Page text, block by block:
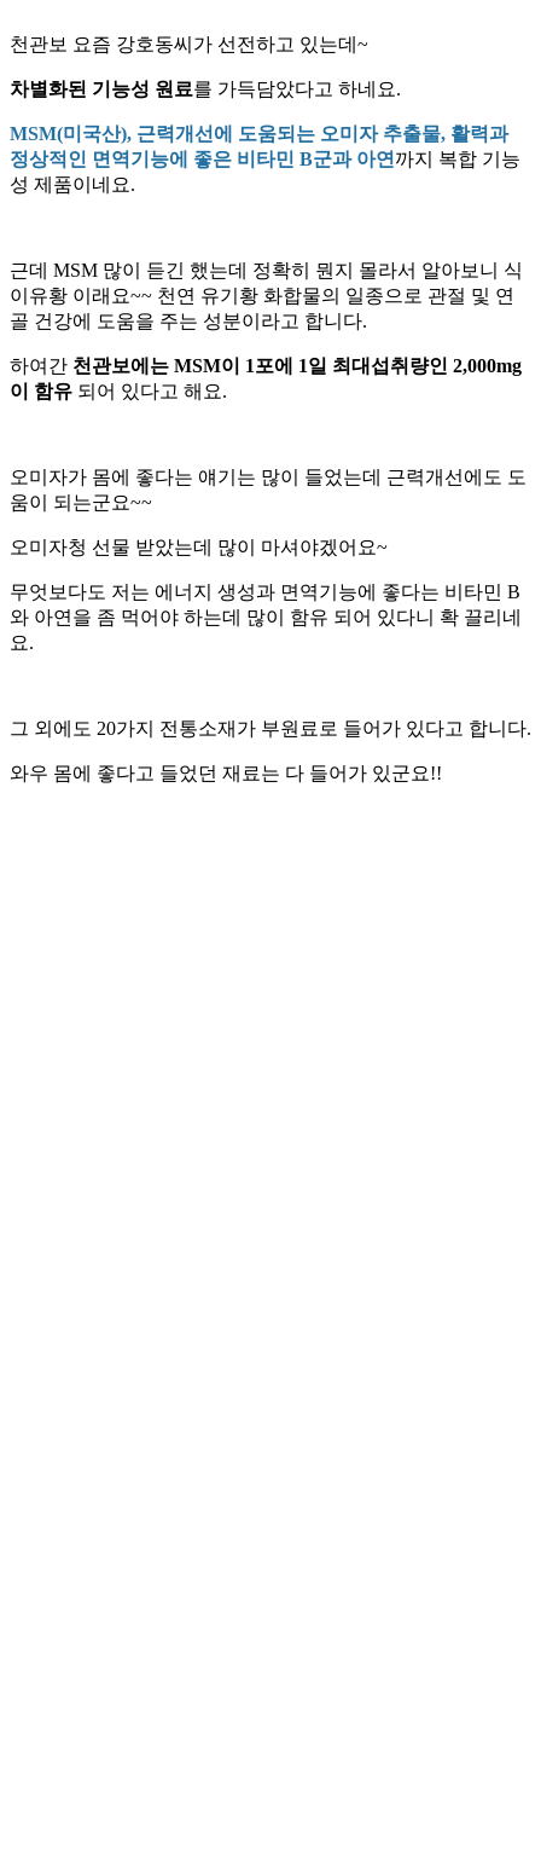
천관보 요즘 강호동씨가 선전하고 있는데 ~
차별화된 기능성 원료를 가득담았다고 하네요.
MSM(미국산), 근력개선에 도움되는 오미자 추출물, 활력과
정상적인 면역기능에 좋은 비타민 B군과 아연 까지 복합 기능
성 제품이네요.
근데 MSM 많이 듣긴 했는데 정확히 뭔지 몰라서 알아보니 식
이유황 이래요~~ 천연 유기황 화합물의 일종으로 관절 및 연
골 건강에 도움을 주는 성분이라고 합니다.
하여간 천관보에는 MSM이 1포에 1일 최대섭취량인 2,000mg
이 함유 되어 있다고 해요.
오미자가 몸에 좋다는 얘기는 많이 들었는데 근력개선에도 도
움이 되는군요~~
오미자청 선물 받았는데 많이 마셔야겠어요~
무엇보다도 저는 에너지 생성과 면역기능에 좋다는 비타민 B
와 아연을 좀 먹어야 하는데 많이 함유 되어 있다니 확 끌리네
요.
그 외에도 20가지 전통소재가 부원료로 들어가 있다고 합니다.
와우 몸에 좋다고 들었던 재료는 다 들어가 있군요!!